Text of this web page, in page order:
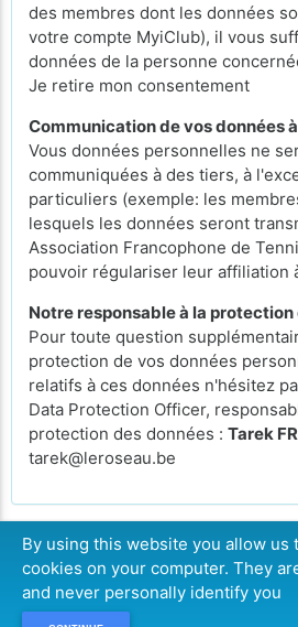
des membres dont les données
votre compte MyiClub), il vous
données de la personne
Je retire mon consentement
Communication de vos données
Vous données personnelles ne
communiquées à des tiers, à
particuliers (exemple: les
lesquels les données seront
Association Francophone de
pouvoir régulariser leur affiliation
Notre responsable à la protection
Pour toute question
protection de vos données
relatifs à ces données n'hésitez
Data Protection Officer,
protection des données : Tarek
tarek@leroseau.be
CONTINUER
By using this website you allow us
cookies on your computer. They
and never personally identify you